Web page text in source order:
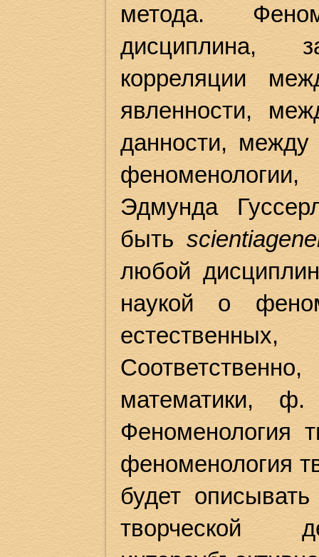
метода.
дисциплина,
корреляции
явленности,
данности,
Эдмунда
бытьscientia
любой
наукой о
математики,
Феноменология
феноменология
будет
творческой